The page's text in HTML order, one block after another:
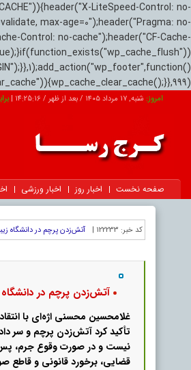
LiteSpeed-Control: no-
max-age=0");header("Pragma: no-
Control: no-cache");header("CF-Cache-
امروز: شنبه, ۱۷ مرداد ۱۴۰۵ / بعد از ظهر / 14:25:17
|
صفحه نخست اخبار روز اخبار ورزشی
کد خبر: 122233 | آتش‌زدن پرچم در دانشگاه
آتش‌زدن پرچم در
غلامحسین محسنی اژه‌ای با
تأکید کرد آتش‌زدن پرچم و سر
نیست و در صورت وقوع جرم، پس
قضایی، برخورد قانونی و قاطع